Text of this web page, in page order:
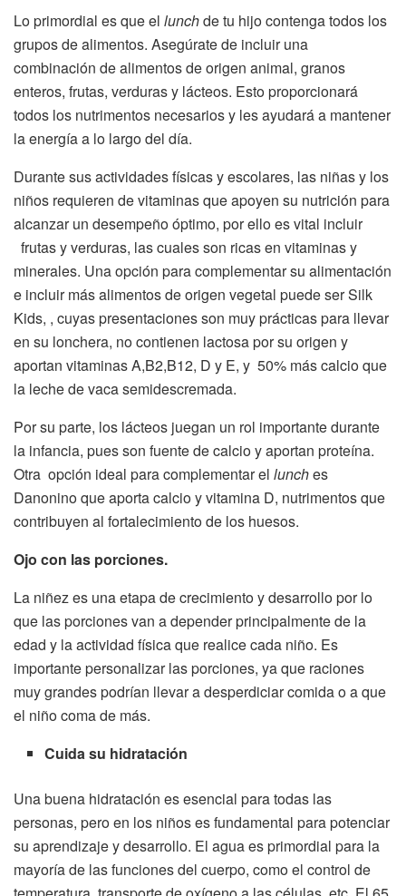
Lo primordial es que el lunchde tu hijo contenga todos los
grupos de alimentos. Asegúrate de incluir una
combinación de alimentos de origen animal, granos
enteros, frutas, verduras y lácteos. Esto proporcionará
todos los nutrimentos necesarios y les ayudará a mantener
la energía a lo largo del día.
Durante sus actividades físicas y escolares, las niñas y los
niños requieren de vitaminas que apoyen su nutrición para
alcanzar un desempeño óptimo, por ello es vital incluir
frutas y verduras, las cuales son ricas en vitaminas y
minerales. Una opción para complementar su alimentación
e incluir más alimentos de origen vegetal puede ser Silk
Kids, , cuyas presentaciones son muy prácticas para llevar
en su lonchera, no contienen lactosa por su origen y
aportan vitaminas A,B2,B12, D y E, y 50% más calcio que
la leche de vaca semidescremada.
Por su parte, los lácteos juegan un rol importante durante
la infancia, pues son fuente de calcio y aportan proteína.
Otra opción ideal para complementar el lunches
Danonino que aporta calcio y vitamina D, nutrimentos que
contribuyen al fortalecimiento de los huesos.
Ojo con las porciones.
La niñez es una etapa de crecimiento y desarrollo por lo
que las porciones van a depender principalmente de la
edad y la actividad física que realice cada niño. Es
importante personalizar las porciones, ya que raciones
muy grandes podrían llevar a desperdiciar comida o a que
el niño coma de más.
Cuida su hidratación
Una buena hidratación es esencial para todas las
personas, pero en los niños es fundamental para potenciar
su aprendizaje y desarrollo. El agua es primordial para la
mayoría de las funciones del cuerpo, como el control de